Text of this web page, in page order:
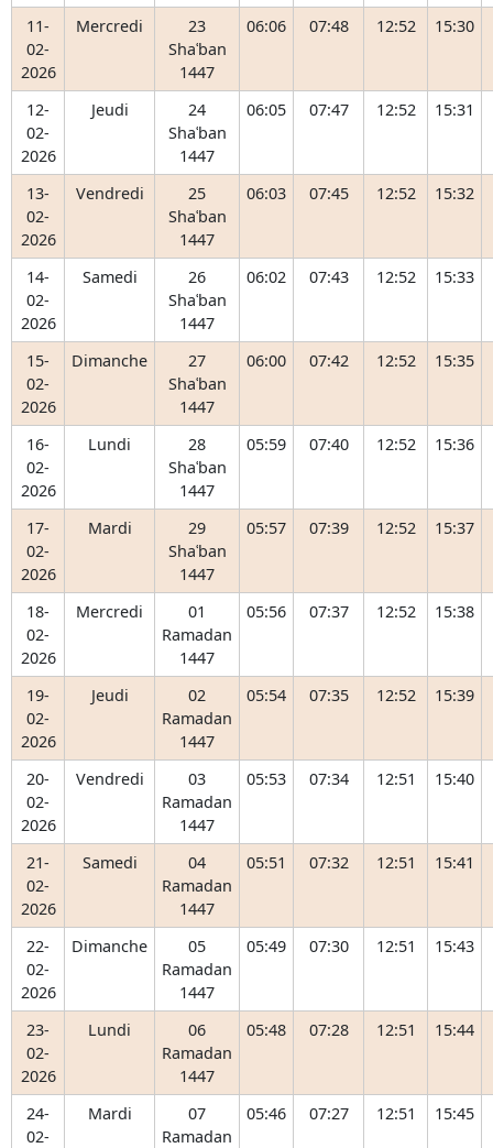
11-
02-
2026
Mercredi
23
Shaʿban
1447
06:06 07:48 12:52 15:30
12-
02-
2026
Jeudi
24
Shaʿban
1447
06:05 07:47 12:52 15:31
13-
02-
2026
Vendredi
25
Shaʿban
1447
06:03 07:45 12:52 15:32
14-
02-
2026
Samedi
26
Shaʿban
1447
06:02 07:43 12:52 15:33
15-
02-
2026
Dimanche
27
Shaʿban
1447
06:00 07:42 12:52 15:35
16-
02-
2026
Lundi
28
Shaʿban
1447
05:59 07:40 12:52 15:36
17-
02-
2026
Mardi
29
Shaʿban
1447
05:57 07:39 12:52 15:37
18-
02-
2026
Mercredi
01
Ramadan
1447
05:56 07:37 12:52 15:38
19-
02-
2026
Jeudi
02
Ramadan
1447
05:54 07:35 12:52 15:39
20-
02-
2026
Vendredi
03
Ramadan
1447
05:53 07:34 12:51 15:40
21-
02-
2026
Samedi
04
Ramadan
1447
05:51 07:32 12:51 15:41
22-
02-
2026
Dimanche
05
Ramadan
1447
05:49 07:30 12:51 15:43
23-
02-
2026
Lundi
06
Ramadan
1447
05:48 07:28 12:51 15:44
24-
02-
Mardi
07
Ramadan
05:46 07:27 12:51 15:45